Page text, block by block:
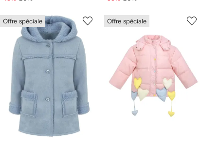
Offre spéciale Offre spéciale